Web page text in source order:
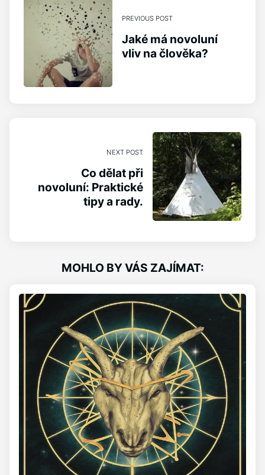
PREVIOUS POST
Jaké má novoluní
vliv na člověka?
NEXT POST
Co dělat při
novoluní: Praktické
tipy a rady.
MOHLO BY VÁS ZAJÍMAT: